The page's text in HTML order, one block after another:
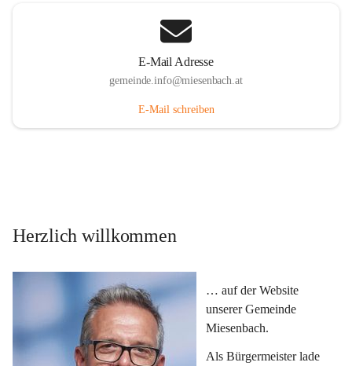
E-Mail Adresse
gemeinde.info@miesenbach.at
E-Mail schreiben
Herzlich willkommen
… auf der Website
unserer Gemeinde
Miesenbach.
Als Bürgermeister lade